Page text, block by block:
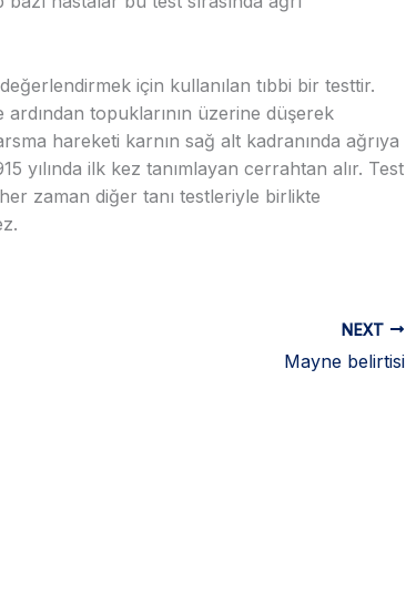
için kullanılan tıbbi bir testtir.
ardından topuklarının üzerine düşerek
hareketi karnın sağ alt kadranında ağrıya
yılında ilk kez tanımlayan cerrahtan alır. Test
zaman diğer tanı testleriyle birlikte
NEXT
Mayne belirtisi